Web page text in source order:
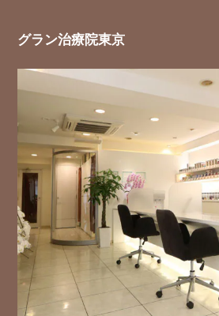
グラン治療院東京